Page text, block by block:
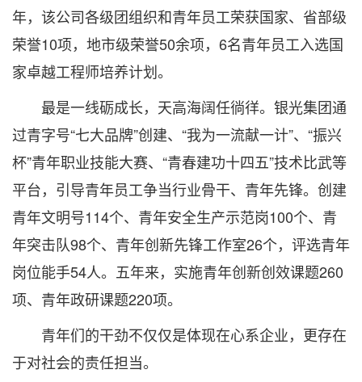
年，该公司各级团组织和青年员工荣获国家、省部级
荣誉10项，地市级荣誉50余项，6名青年员工入选国
家卓越工程师培养计划。
最是一线砺成长，天高海阔任徜徉。银光集团通
过青字号“七大品牌”创建、“我为一流献一计”、“振兴
杯”青年职业技能大赛、“青春建功十四五”技术比武等
平台，引导青年员工争当行业骨干、青年先锋。创建
青年文明号114个、青年安全生产示范岗100个、青
年突击队98个、青年创新先锋工作室26个，评选青年
岗位能手54人。五年来，实施青年创新创效课题260
项、青年政研课题220项。
青年们的干劲不仅仅是体现在心系企业，更存在
于对社会的责任担当。